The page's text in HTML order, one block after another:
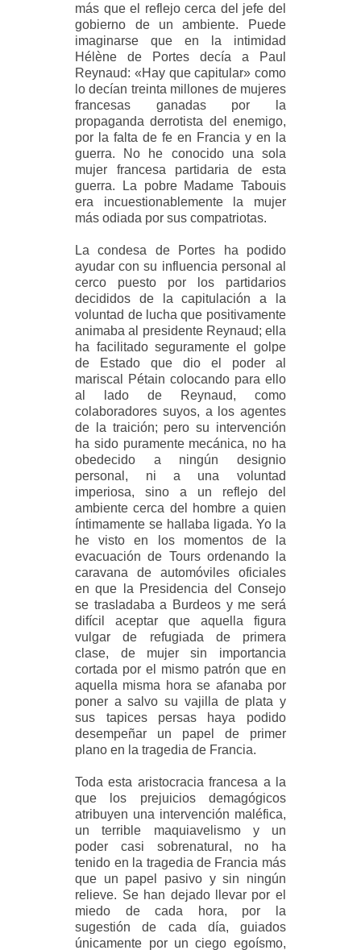
más que el reflejo cerca del jefe del
gobierno de un ambiente. Puede
imaginarse que en la intimidad
Hélène de Portes decía a Paul
Reynaud: «Hay que capitular» como
lo decían treinta millones de mujeres
francesas ganadas por la
propaganda derrotista del enemigo,
por la falta de fe en Francia y en la
guerra. No he conocido una sola
mujer francesa partidaria de esta
guerra. La pobre Madame Tabouis
era incuestionablemente la mujer
más odiada por sus compatriotas.
La condesa de Portes ha podido
ayudar con su influencia personal al
cerco puesto por los partidarios
decididos de la capitulación a la
voluntad de lucha que positivamente
animaba al presidente Reynaud; ella
ha facilitado seguramente el golpe
de Estado que dio el poder al
mariscal Pétain colocando para ello
al lado de Reynaud, como
colaboradores suyos, a los agentes
de la traición; pero su intervención
ha sido puramente mecánica, no ha
obedecido a ningún designio
personal, ni a una voluntad
imperiosa, sino a un reflejo del
ambiente cerca del hombre a quien
íntimamente se hallaba ligada. Yo la
he visto en los momentos de la
evacuación de Tours ordenando la
caravana de automóviles oficiales
en que la Presidencia del Consejo
se trasladaba a Burdeos y me será
difícil aceptar que aquella figura
vulgar de refugiada de primera
clase, de mujer sin importancia
cortada por el mismo patrón que en
aquella misma hora se afanaba por
poner a salvo su vajilla de plata y
sus tapices persas haya podido
desempeñar un papel de primer
plano en la tragedia de Francia.
Toda esta aristocracia francesa a la
que los prejuicios demagógicos
atribuyen una intervención maléfica,
un terrible maquiavelismo y un
poder casi sobrenatural, no ha
tenido en la tragedia de Francia más
que un papel pasivo y sin ningún
relieve. Se han dejado llevar por el
miedo de cada hora, por la
sugestión de cada día, guiados
únicamente por un ciego egoísmo,